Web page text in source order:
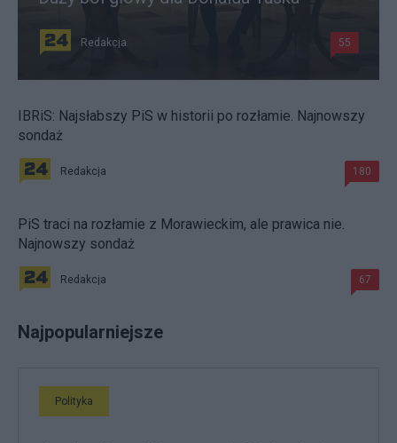
Redakcja 55
IBRiS: Najsłabszy PiS w historii po rozłamie. Najnowszy
sondaż
Redakcja 180
PiS traci na rozłamie z Morawieckim, ale prawica nie.
Najnowszy sondaż
Redakcja 67
Najpopularniejsze
Polityka